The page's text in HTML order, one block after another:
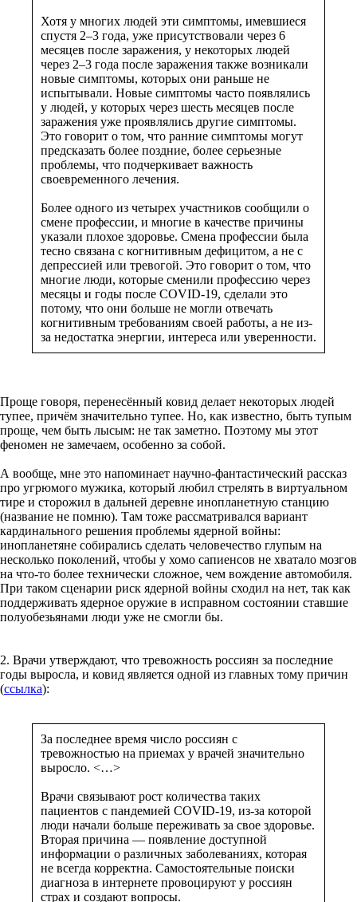
Хотя у многих людей эти симптомы, имевшиеся
спустя 2–3 года, уже присутствовали через 6
месяцев после заражения, у некоторых людей
через 2–3 года после заражения также возникали
новые симптомы, которых они раньше не
испытывали. Новые симптомы часто появлялись
у людей, у которых через шесть месяцев после
заражения уже проявлялись другие симптомы.
Это говорит о том, что ранние симптомы могут
предсказать более поздние, более серьезные
проблемы, что подчеркивает важность
своевременного лечения.
Более одного из четырех участников сообщили о
смене профессии, и многие в качестве причины
указали плохое здоровье. Смена профессии была
тесно связана с когнитивным дефицитом, а не с
депрессией или тревогой. Это говорит о том, что
многие люди, которые сменили профессию через
месяцы и годы после COVID-19, сделали это
потому, что они больше не могли отвечать
когнитивным требованиям своей работы, а не из-
за недостатка энергии, интереса или уверенности.
Проще говоря, перенесённый ковид делает некоторых людей
тупее, причём значительно тупее. Но, как известно, быть тупым
проще, чем быть лысым: не так заметно. Поэтому мы этот
феномен не замечаем, особенно за собой.
А вообще, мне это напоминает научно-фантастический рассказ
про угрюмого мужика, который любил стрелять в виртуальном
тире и сторожил в дальней деревне инопланетную станцию
(название не помню). Там тоже рассматривался вариант
кардинального решения проблемы ядерной войны:
инопланетяне собирались сделать человечество глупым на
несколько поколений, чтобы у хомо сапиенсов не хватало мозгов
на что-то более технически сложное, чем вождение автомобиля.
При таком сценарии риск ядерной войны сходил на нет, так как
поддерживать ядерное оружие в исправном состоянии ставшие
полуобезьянами люди уже не смогли бы.
2. Врачи утверждают, что тревожность россиян за последние
годы выросла, и ковид является одной из главных тому причин
(ссылка):
За последнее время число россиян с
тревожностью на приемах у врачей значительно
выросло. <…>
Врачи связывают рост количества таких
пациентов с пандемией COVID-19, из-за которой
люди начали больше переживать за свое здоровье.
Вторая причина — появление доступной
информации о различных заболеваниях, которая
не всегда корректна. Самостоятельные поиски
диагноза в интернете провоцируют у россиян
страх и создают вопросы.